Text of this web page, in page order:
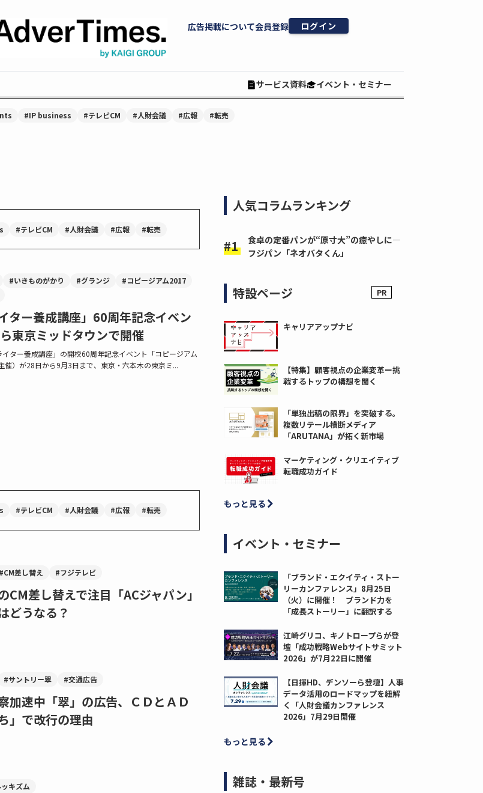
広告掲載について会員登録 ログイン
サービス資料 イベント・セミナー
#IP business #テレビCM #人財会議 #広報 #転売
#テレビCM #人財会議 #広報 #転売
#いきものがかり #グランジ
#コピージアム2017
ター養成講座」60周年記念イベン
東京ミッドタウンで開催
イター養成講座」の開校60周年記念イベント「コピージアム
催）が28日から9月3日まで、東京・六本木の東京ミ...
#テレビCM #人財会議 #広報 #転売
#CM差し替え #フジテレビ
CM差し替えで注目「ACジャパン」
どうなる？
#サントリー翠 #交通広告
加速中「翠」の広告、ＣＤとＡＤ
」で改行の理由
キズム
人気コラムランキング
食卓の定番パンが“原寸大”の癒やしに―
フジパン「ネオバタくん」
特設ページ
キャリアアップナビ
【特集】顧客視点の企業変革ー挑
戦するトップの構想を聞く
「単独出稿の限界」を突破する。
複数リテール横断メディア
「ARUTANA」が拓く新市場
マーケティング・クリエイティブ
転職成功ガイド
もっと見る
イベント・セミナー
「ブランド・エクイティ・ストー
リーカンファレンス」8月25日
（火）に開催！ ブランド力を
「成長ストーリー」に翻訳する
江崎グリコ、キノトロープらが登
壇「成功戦略Webサイトサミット
2026」が7月22日に開催
【日揮HD、デンソーら登壇】人事
データ活用のロードマップを紐解
く「人財会議カンファレンス
2026」7月29日開催
もっと見る
雑誌・最新号